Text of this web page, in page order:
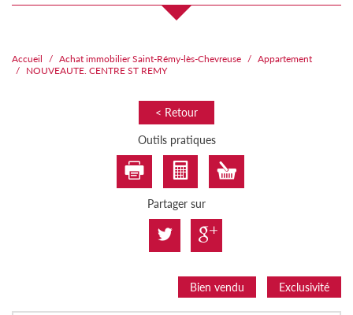
Accueil Achat immobilier Saint-Rémy-lès-Chevreuse
Appartement
NOUVEAUTE. CENTRE ST REMY
< Retour
Outils pratiques
Partager sur
Bien vendu Exclusivité